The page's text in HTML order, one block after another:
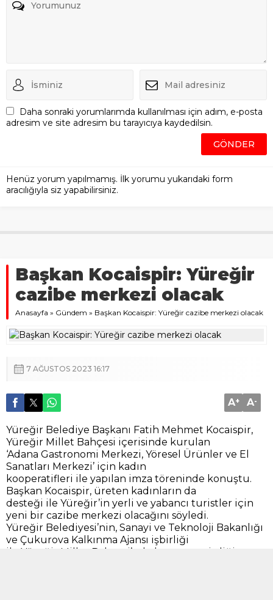
Daha sonraki yorumlarımda kullanılması için adım, e-posta
adresim ve site adresim bu tarayıcıya kaydedilsin.
Henüz yorum yapılmamış. İlk yorumu yukarıdaki form
aracılığıyla siz yapabilirsiniz.
Başkan Kocaispir: Yüreğir
cazibe merkezi olacak
Anasayfa » Gündem » Başkan Kocaispir: Yüreğir cazibe merkezi olacak
7 AĞUSTOS 2023 16:17
A+ A-
Yüreğir Belediye Başkanı Fatih Mehmet Kocaispir,
Yüreğir Millet Bahçesi içerisinde kurulan
‘Adana Gastronomi Merkezi, Yöresel Ürünler ve El
Sanatları Merkezi’ için kadın
kooperatifleri ile yapılan imza töreninde konuştu.
Başkan Kocaispir, üreten kadınların da
desteği ile Yüreğir’in yerli ve yabancı turistler için
yeni bir cazibe merkezi olacağını söyledi.
Yüreğir Belediyesi’nin, Sanayi ve Teknoloji Bakanlığı
ve Çukurova Kalkınma Ajansı işbirliği
ile Yüreğir Millet Bahçesi’nde hayata geçirdiği